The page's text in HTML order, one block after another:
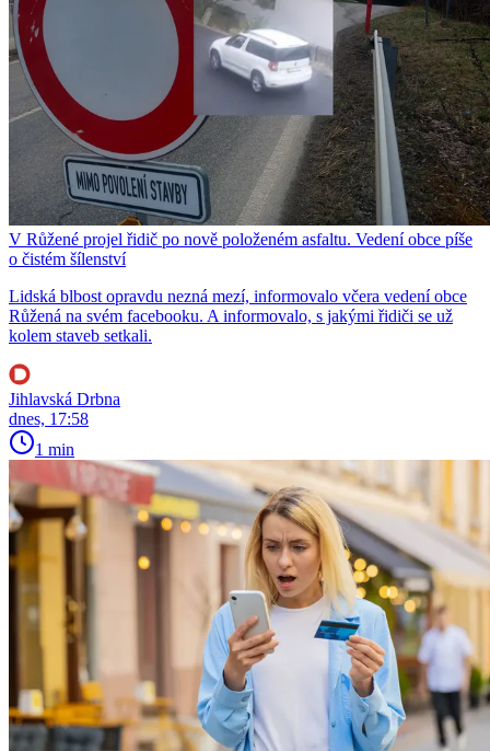
V Růžené projel řidič po nově položeném asfaltu. Vedení obce píše
o čistém šílenství
Lidská blbost opravdu nezná mezí, informovalo včera vedení obce
Růžená na svém facebooku. A informovalo, s jakými řidiči se už
kolem staveb setkali.
Jihlavská Drbna
dnes, 17:58
1 min